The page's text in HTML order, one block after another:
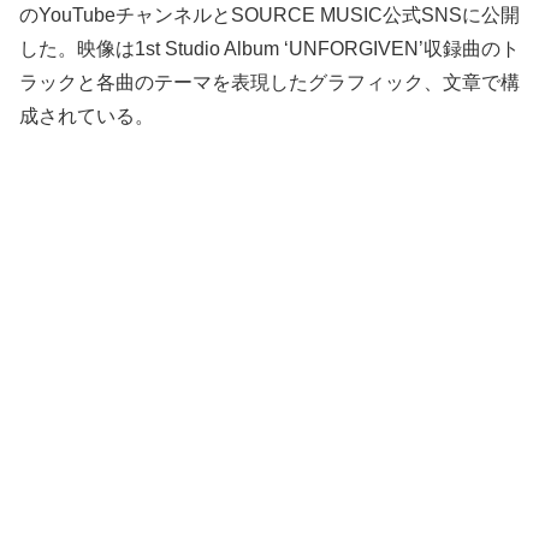
のYouTubeチャンネルとSOURCE MUSIC公式SNSに公開
した。映像は1st Studio Album ‘UNFORGIVEN’収録曲のト
ラックと各曲のテーマを表現したグラフィック、文章で構
成されている。